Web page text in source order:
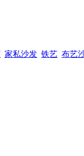
家私沙发 铁艺 布艺